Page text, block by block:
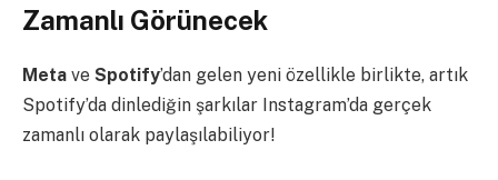
Zamanlı Görünecek
Meta ve Spotify’dan gelen yeni özellikle birlikte, artık
Spotify’da dinlediğin şarkılar Instagram’da gerçek
zamanlı olarak paylaşılabiliyor!